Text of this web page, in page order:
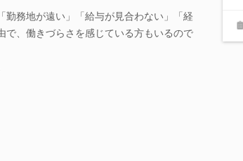
務地が遠い」「給与が見合わない」「経
で、働きづらさを感じている方もいるので